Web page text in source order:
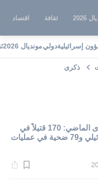
2026 ثقافة اقتصاد
إسرائيليةدوليمونديال 2026
ذكرى
منذ يوم الذكرى الماضي: 170 قتيلاً في
الجيش الإسرائيلي و79 ضحية في عمليات